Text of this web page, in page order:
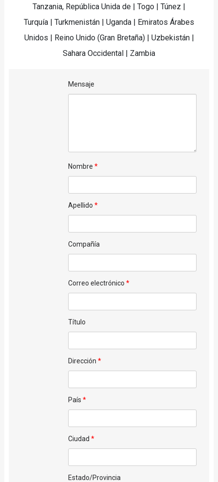
Tanzania, República Unida de | Togo | Túnez |
Turquía | Turkmenistán | Uganda | Emiratos Árabes
Unidos | Reino Unido (Gran Bretaña) | Uzbekistán |
Sahara Occidental | Zambia
Mensaje
Nombre
Apellido
Compañía
Correo electrónico
Título
Dirección
País
Ciudad
Estado/Provincia